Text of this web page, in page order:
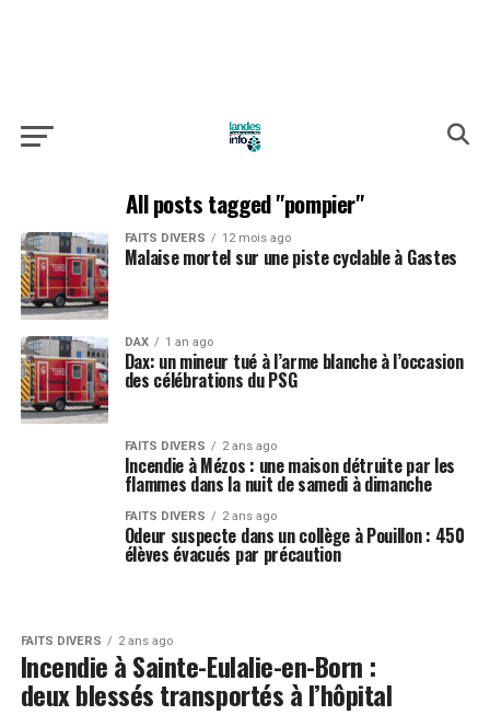
All posts tagged "pompier"
FAITS DIVERS 12 mois ago
Malaise mortel sur une piste cyclable à Gastes
DAX 1 an ago
Dax: un mineur tué à l’arme blanche à l’occasion
des célébrations du PSG
FAITS DIVERS 2 ans ago
Incendie à Mézos : une maison détruite par les
flammes dans la nuit de samedi à dimanche
FAITS DIVERS 2 ans ago
Odeur suspecte dans un collège à Pouillon : 450
élèves évacués par précaution
FAITS DIVERS 2 ans ago
Incendie à Sainte-Eulalie-en-Born :
deux blessés transportés à l’hôpital